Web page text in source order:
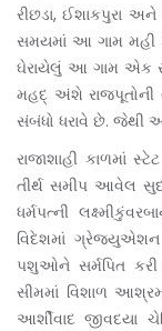
રીછડા, ઈશાકપુરા
સમયમાં આ ગામ મહી
ઘેરાયેલું આ ગામ એક
મહદ્ અંશે રાજપૂતોની
સંબંધો ધરાવે છે. જેથી
રાજાશાહી કાળમાં
તીર્થ સમીપ આવેલ
ધર્મપત્ની
વિદેશમાં
પશુઓને સર્મપિત કરી
સીમમાં વિશાળ આશ્રમ
આર્શીવાદ જીવદયા